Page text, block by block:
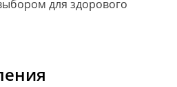
для здорового